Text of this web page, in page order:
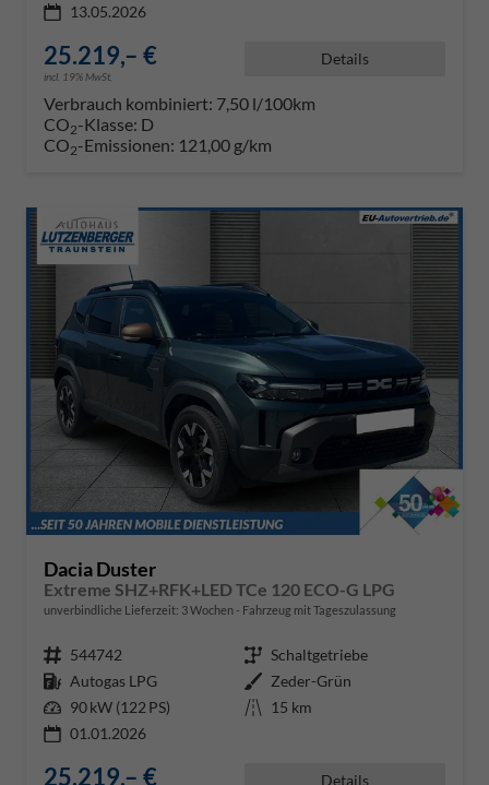
13.05.2026
25.219,– €
incl. 19% MwSt.
Details
Verbrauch kombiniert: 7,50 l/100km
CO2-Klasse: D
CO2-Emissionen: 121,00 g/km
Dacia Duster
Extreme SHZ+RFK+LED TCe 120 ECO-G LPG
unverbindliche Lieferzeit: 3 Wochen Fahrzeug mit Tageszulassung
Fahrzeugnr. 544742 Getriebe Schaltgetriebe
Kraftstoff Autogas LPG Außenfarbe Zeder-Grün
Leistung 90 kW (122 PS) Kilometerstand 15 km
01.01.2026
25.219,– € Details